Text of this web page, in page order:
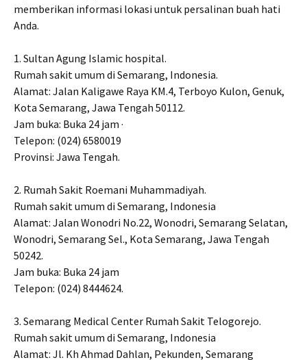
memberikan informasi lokasi untuk persalinan buah hati
Anda.
1. Sultan Agung Islamic hospital.
Rumah sakit umum di Semarang, Indonesia.
Alamat: Jalan Kaligawe Raya KM.4, Terboyo Kulon, Genuk,
Kota Semarang, Jawa Tengah 50112.
Jam buka: Buka 24 jam ·
Telepon: (024) 6580019
Provinsi: Jawa Tengah.
2. Rumah Sakit Roemani Muhammadiyah.
Rumah sakit umum di Semarang, Indonesia
Alamat: Jalan Wonodri No.22, Wonodri, Semarang Selatan,
Wonodri, Semarang Sel., Kota Semarang, Jawa Tengah
50242.
Jam buka: Buka 24 jam
Telepon: (024) 8444624.
3. Semarang Medical Center Rumah Sakit Telogorejo.
Rumah sakit umum di Semarang, Indonesia
Alamat: Jl. Kh Ahmad Dahlan, Pekunden, Semarang